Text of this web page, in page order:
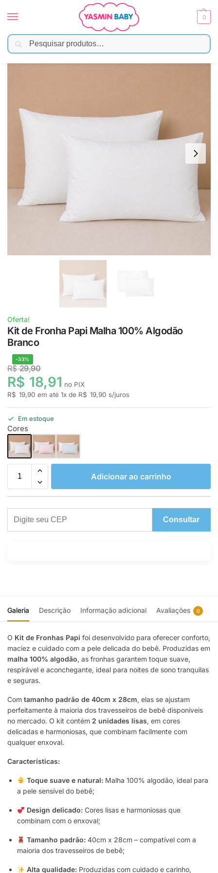
0
Início Enxoval / Lençóis e Fronhas
Oferta!
Kit de Fronha Papi Malha 100% Algodão
Branco
-33%
R$29,90
R$ 18,91 no PIX
R$ 19,90 em até 1x de R$ 19,90 s/juros
Em estoque
Cores
Adicionar ao carrinho
Consultar
Galeria Descrição Informação adicional Avaliações 0
O Kit de Fronhas Papi foi desenvolvido para oferecer conforto,
maciez e cuidado com a pele delicada do bebê. Produzidas em
malha 100% algodão, as fronhas garantem toque suave,
respirável e aconchegante, ideal para noites de sono tranquilas
e seguras.
Com tamanho padrão de 40cm x 28cm, elas se ajustam
perfeitamente à maioria dos travesseiros de bebê disponíveis
no mercado. O kit contém 2 unidades lisas, em cores
delicadas e harmoniosas, que combinam facilmente com
qualquer enxoval.
Características:
Toque suave e natural:Malha 100% algodão, ideal para
a pele sensível do bebê;
Design delicado:Cores lisas e harmoniosas que
combinam com o enxoval;
Tamanho padrão:40cm x 28cm – compatível com a
maioria dos travesseiros de bebê;
Alta qualidade:Produzidas com cuidado e carinho,